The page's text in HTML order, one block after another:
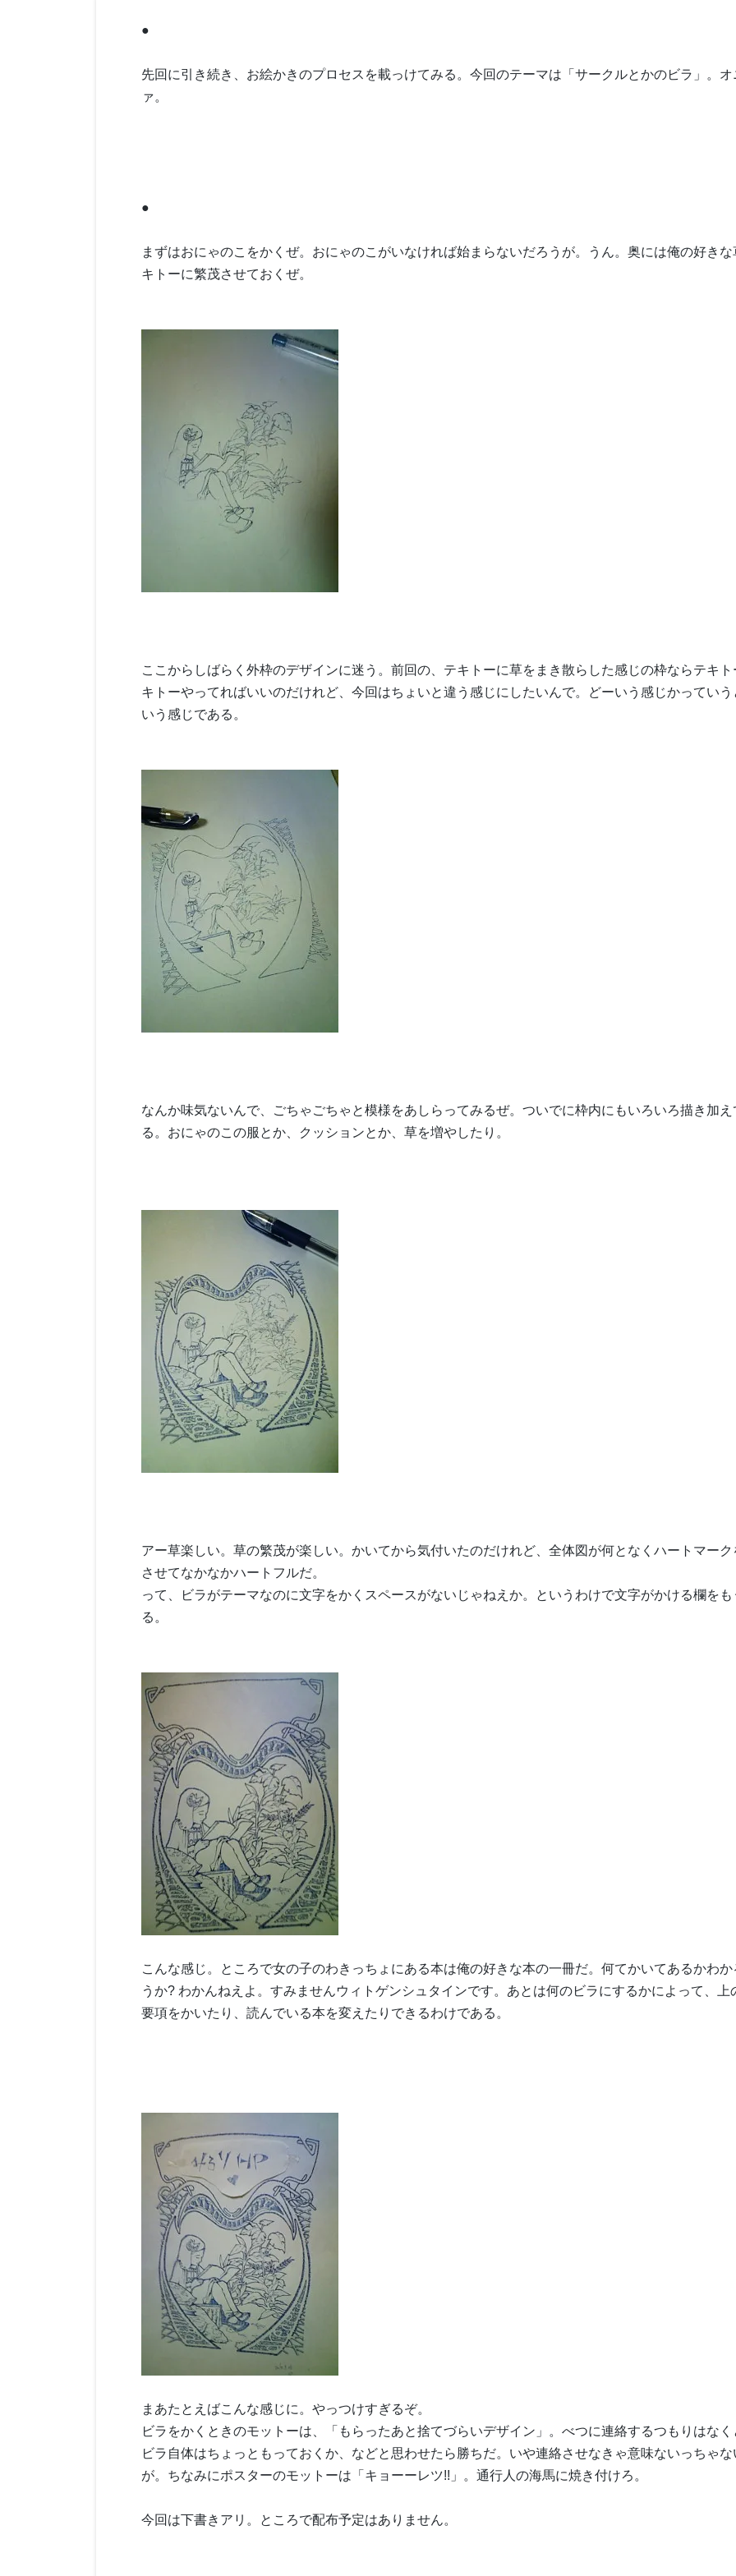
●
先回に引き続き、お絵かきのプロセスを載っけてみる。今回のテーマは「サークルとかのビラ」。オ
ァ。
●
まずはおにゃのこをかくぜ。おにゃのこがいなければ始まらないだろうが。うん。奥には俺の好きな
キトーに繁茂させておくぜ。
ここからしばらく外枠のデザインに迷う。前回の、テキトーに草をまき散らした感じの枠ならテキト
キトーやってればいいのだけれど、今回はちょいと違う感じにしたいんで。どーいう感じかっていう
いう感じである。
なんか味気ないんで、ごちゃごちゃと模様をあしらってみるぜ。ついでに枠内にもいろいろ描き加え
る。おにゃのこの服とか、クッションとか、草を増やしたり。
アー草楽しい。草の繁茂が楽しい。かいてから気付いたのだけれど、全体図が何となくハートマーク
させてなかなかハートフルだ。
って、ビラがテーマなのに文字をかくスペースがないじゃねえか。というわけで文字がかける欄をも
る。
こんな感じ。ところで女の子のわきっちょにある本は俺の好きな本の一冊だ。何てかいてあるかわか
うか? わかんねえよ。すみませんウィトゲンシュタインです。あとは何のビラにするかによって、上
要項をかいたり、読んでいる本を変えたりできるわけである。
まあたとえばこんな感じに。やっつけすぎるぞ。
ビラをかくときのモットーは、「もらったあと捨てづらいデザイン」。べつに連絡するつもりはなく
ビラ自体はちょっともっておくか、などと思わせたら勝ちだ。いや連絡させなきゃ意味ないっちゃな
が。ちなみにポスターのモットーは「キョーーレツ!!」。通行人の海馬に焼き付けろ。
今回は下書きアリ。ところで配布予定はありません。